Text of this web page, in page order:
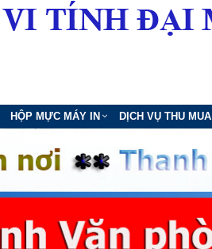
HỘP MỰC MÁY IN DỊCH VỤ THU MUA